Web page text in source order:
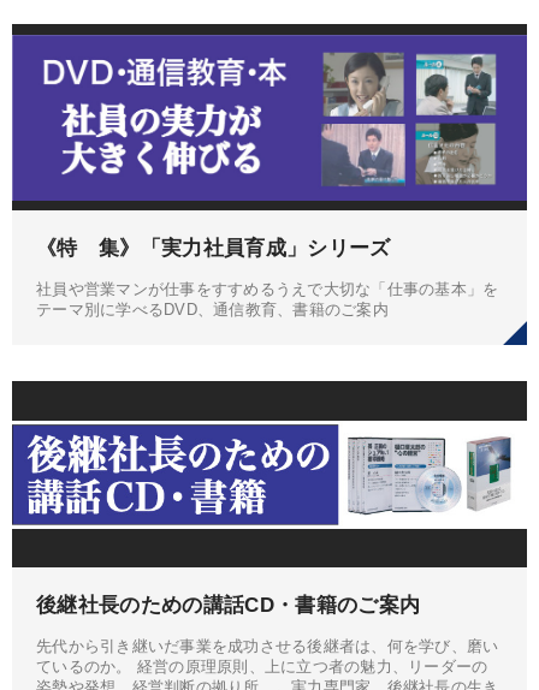
《特 集》「実力社員育成」シリーズ
社員や営業マンが仕事をすすめるうえで大切な「仕事の基本」を
テーマ別に学べるDVD、通信教育、書籍のご案内
後継社長のための講話CD・書籍のご案内
先代から引き継いだ事業を成功させる後継者は、何を学び、磨い
ているのか。 経営の原理原則、上に立つ者の魅力、リーダーの